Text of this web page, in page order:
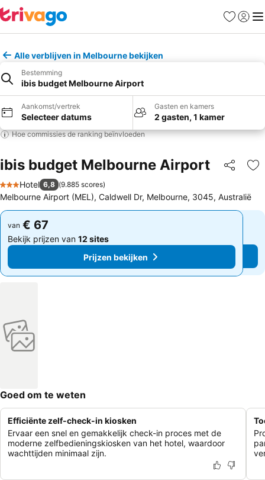
Favorieten
Alle verblijven in Melbourne bekijken
Bestemming
ibis budget Melbourne Airport
Aankomst/vertrek
Selecteer datums
Gasten en kamers
2 gasten, 1 kamer
Hoe commissies de ranking beïnvloeden
ibis budget Melbourne Airport Delen
3 Sterren
Hotel 6,8 (9.885 scores)
Melbourne Airport (MEL), Caldwell Dr, Melbourne, 3045, Australië
van € 67
Bekijk prijzen van 12 sites
Prijzen bekijken
van € 67
Bekijk prijzen van 12 sites
Prijzen bekijken
Goed om te weten
Efficiënte zelf-check-in kiosken
Ervaar een snel en gemakkelijk check-in proces met de
moderne zelfbedieningskiosken van het hotel, waardoor
wachttijden minimaal zijn.